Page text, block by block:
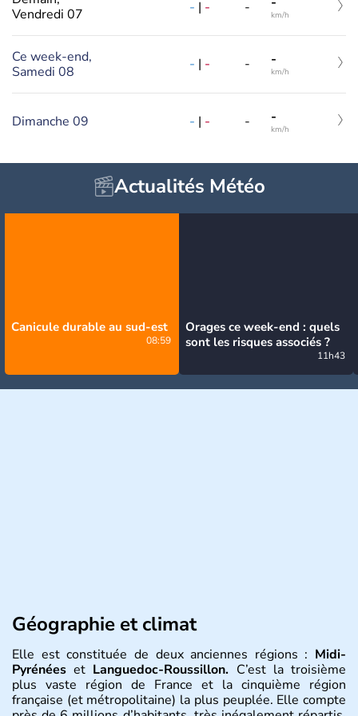
Vendredi 07
- | - - km/h
Ce week-end,
Samedi 08
- | - - -
km/h
Dimanche 09 - | - - -
km/h
Actualités Météo
Canicule durable au sud-est
08:59
Orages ce week-end : quels
sont les risques associés ?
11h43
Géographie et climat
Elle est constituée de deux anciennes régions : Midi-
Pyrénées et Languedoc-Roussillon. C’est la troisième
plus vaste région de France et la cinquième région
française (et métropolitaine) la plus peuplée. Elle compte